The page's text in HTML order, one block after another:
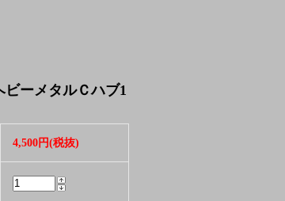
ビーメタルＣハブ1
4,500円(税抜)